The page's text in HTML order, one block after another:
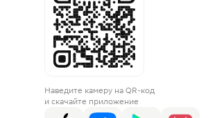
Наведите камеру на QR-код
и скачайте приложение